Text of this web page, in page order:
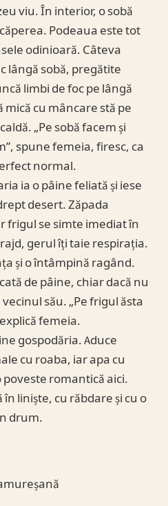
viu. În interior, o sobă
Podeaua este tot
odinioară. Câteva
lângă sobă, pregătite
limbi de foc pe lângă
cu mâncare stă pe
„Pe sobă facem și
spune femeia, firesc, ca
normal.
ia o pâine feliată și iese
desert. Zăpada
frigul se simte imediat în
gerul îți taie respirația.
și o întâmpină ragând.
de pâine, chiar dacă nu
său. „Pe frigul ăsta
femeia.
gospodăria. Aduce
cu roaba, iar apa cu
romantică aici.
în liniște, cu răbdare și cu o
drum.